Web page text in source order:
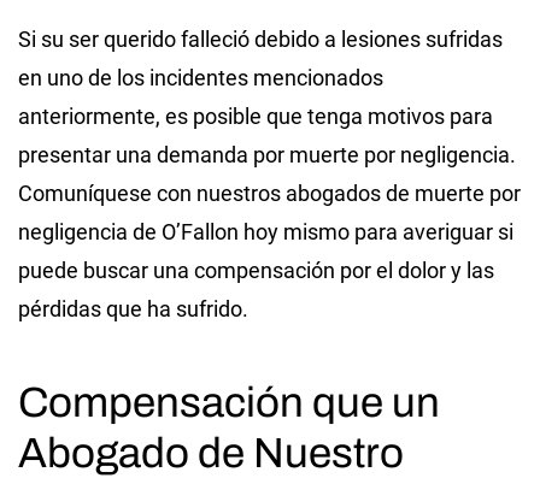
Si su ser querido falleció debido a lesiones sufridas
en uno de los incidentes mencionados
anteriormente, es posible que tenga motivos para
presentar una demanda por muerte por negligencia.
Comuníquese con nuestros abogados de muerte por
negligencia de O’Fallon hoy mismo para averiguar si
puede buscar una compensación por el dolor y las
pérdidas que ha sufrido.
Compensación que un
Abogado de Nuestro